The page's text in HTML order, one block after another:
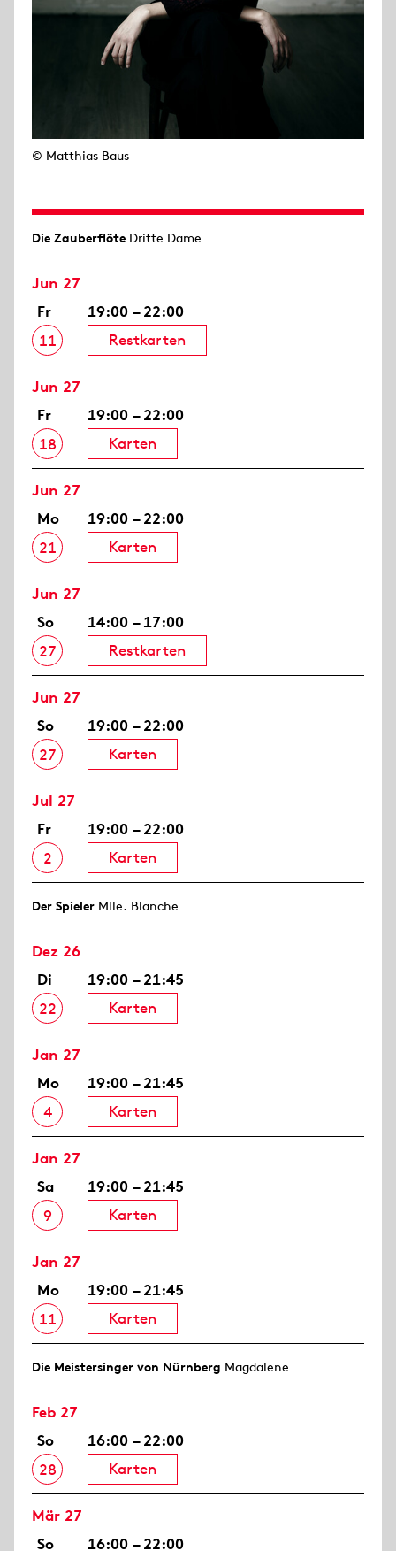
© Matthias Baus
Die Zauberflöte Dritte Dame
Jun 27
Fr
11
19:00 – 22:00
Restkarten
Jun 27
Fr
18
19:00 – 22:00
Karten
Jun 27
Mo
21
19:00 – 22:00
Karten
Jun 27
So
27
14:00 – 17:00
Restkarten
Jun 27
So
27
19:00 – 22:00
Karten
Jul 27
Fr
2
19:00 – 22:00
Karten
Der Spieler Mlle. Blanche
Dez 26
Di
22
19:00 – 21:45
Karten
Jan 27
Mo
4
19:00 – 21:45
Karten
Jan 27
Sa
9
19:00 – 21:45
Karten
Jan 27
Mo
11
19:00 – 21:45
Karten
Die Meistersinger von Nürnberg Magdalene
Feb 27
So
28
16:00 – 22:00
Karten
Mär 27
So
16:00 – 22:00